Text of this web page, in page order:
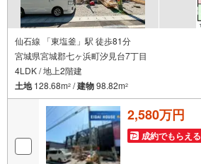
仙石線 「東塩釜」駅 徒歩81分
宮城県宮城郡七ヶ浜町汐見台7丁目
4LDK / 地上2階建
土地128.68m2 /建物98.82m2
2,580万円
成約でもらえる